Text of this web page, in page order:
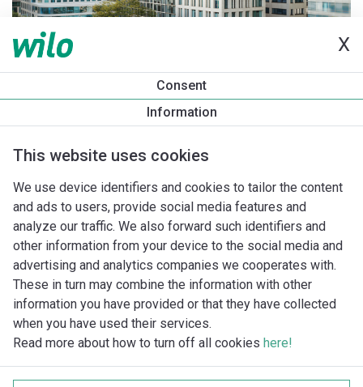
X
Consent
Information
This website uses cookies
We use device identifiers and cookies to tailor the content
and ads to users, provide social media features and
analyze our traffic. We also forward such identifiers and
other information from your device to the social media and
advertising and analytics companies we cooperates with.
These in turn may combine the information with other
information you have provided or that they have collected
when you have used their services.
Read more about how to turn off all cookies here!
Imprint
Behandling av personuppgifter